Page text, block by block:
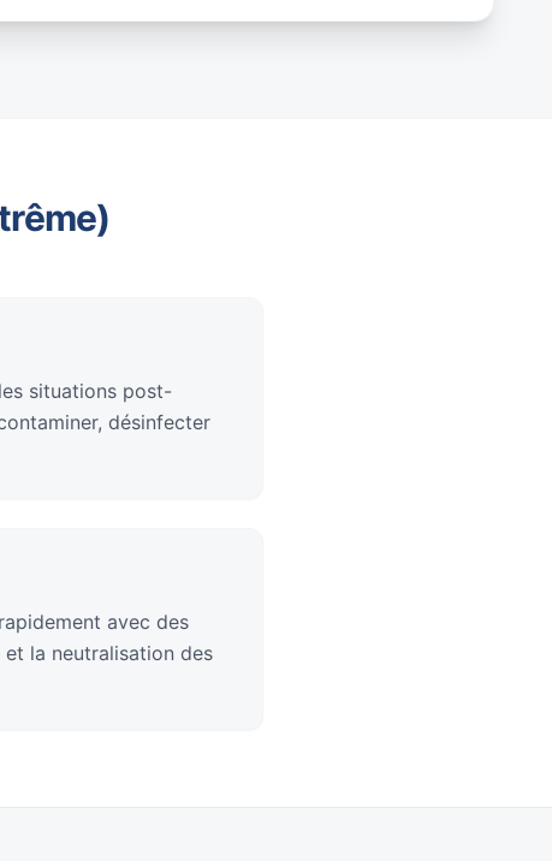
situations post-
désinfecter
avec des
la neutralisation des